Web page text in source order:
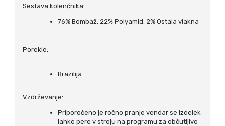
Sestava kolenčnika:
76% Bombaž, 22% Polyamid, 2% Ostala vlakna
Poreklo:
Brazilija
Vzdrževanje:
Priporočeno je ročno pranje vendar se Izdelek
lahko pere v stroju na programu za občutljivo